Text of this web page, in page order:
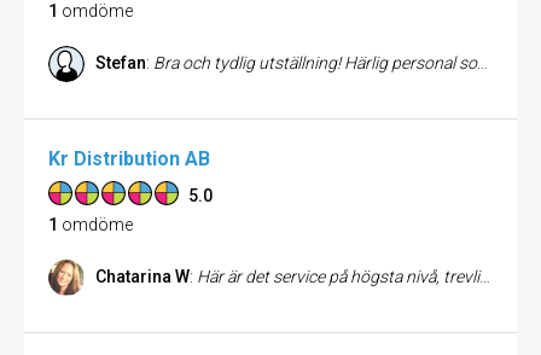
1 omdöme
Stefan: Bra och tydlig utställning! Härlig personal som kunde hjälpa mig med mina frågor! Bra priser och jag kan varmt rekomendera deras produkter!
Kr Distribution AB
5.0
1 omdöme
Chatarina W: Här är det service på högsta nivå, trevliga och tillmötesgående. De gjorde min son otroligt glad:) Här kommer vi att handla igen.